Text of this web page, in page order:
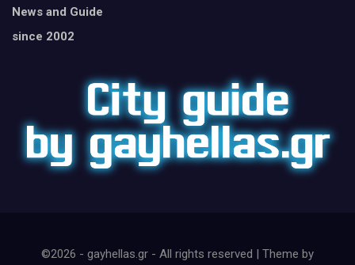
News and Guide
since 2002
©2026 - gayhellas.gr - All rights reserved | Theme by